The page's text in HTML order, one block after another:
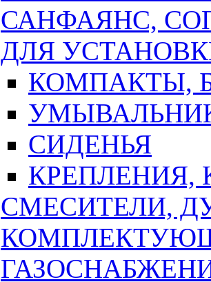
САНФАЯНС,
ДЛЯ
КОМПАКТЫ,
СИДЕНЬЯ
СМЕСИТЕЛИ,